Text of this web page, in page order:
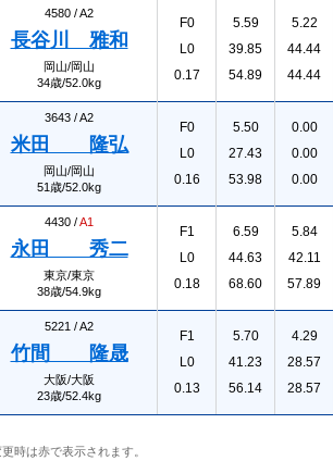
4580 /A2
長谷川 雅和
岡山/岡山
34歳/52.0kg
F0
L0
0.17
5.59
39.85
54.89
5.22
44.44
44.44
3643 /A2
米田 隆弘
岡山/岡山
51歳/52.0kg
F0
L0
0.16
5.50
27.43
53.98
0.00
0.00
0.00
4430 /A1
永田 秀二
東京/東京
38歳/54.9kg
F1
L0
0.18
6.59
44.63
68.60
5.84
42.11
57.89
5221 /A2
竹間 隆晟
大阪/大阪
23歳/52.4kg
F1
L0
0.13
5.70
41.23
56.14
4.29
28.57
28.57
時は赤で表示されます。